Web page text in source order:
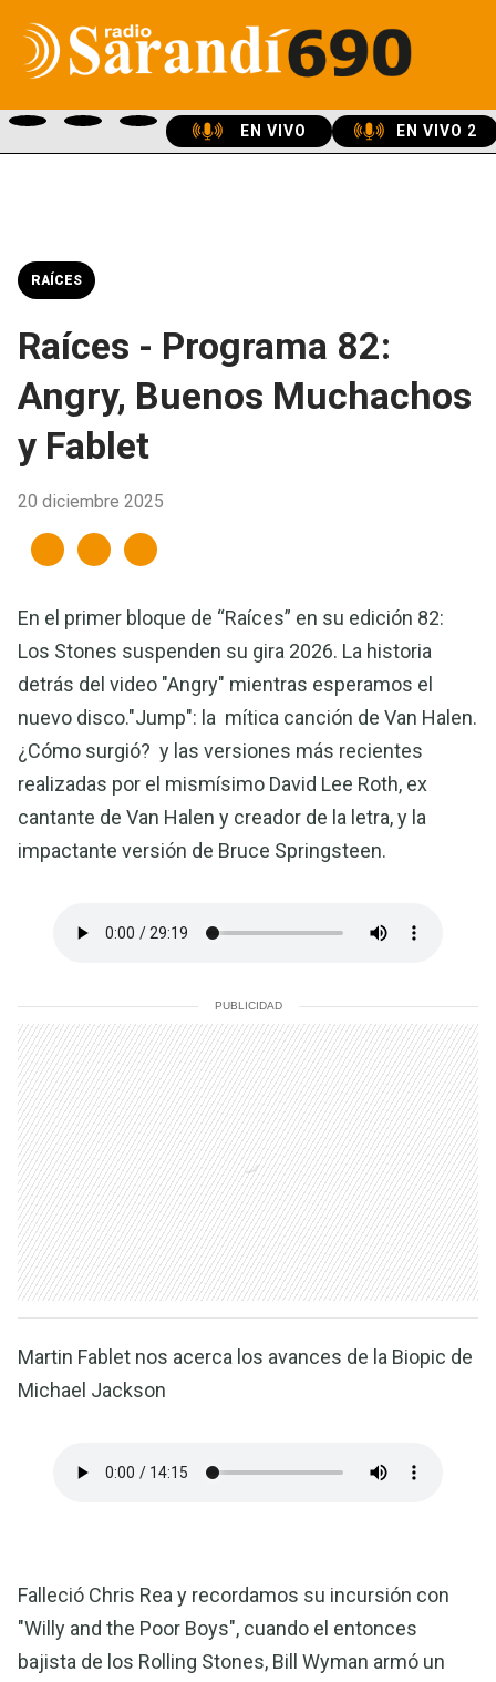
EN VIVO EN VIVO 2
RAÍCES
Raíces - Programa 82:
Angry, Buenos Muchachos
y Fablet
20 diciembre 2025
En el primer bloque de “Raíces” en su edición 82:
Los Stones suspenden su gira 2026. La historia
detrás del video "Angry" mientras esperamos el
nuevo disco."Jump": la mítica canción de Van Halen.
¿Cómo surgió? y las versiones más recientes
realizadas por el mismísimo David Lee Roth, ex
cantante de Van Halen y creador de la letra, y la
impactante versión de Bruce Springsteen.
PUBLICIDAD
Martin Fablet nos acerca los avances de la Biopic de
Michael Jackson
Falleció Chris Rea y recordamos su incursión con
"Willy and the Poor Boys", cuando el entonces
bajista de los Rolling Stones, Bill Wyman armó un